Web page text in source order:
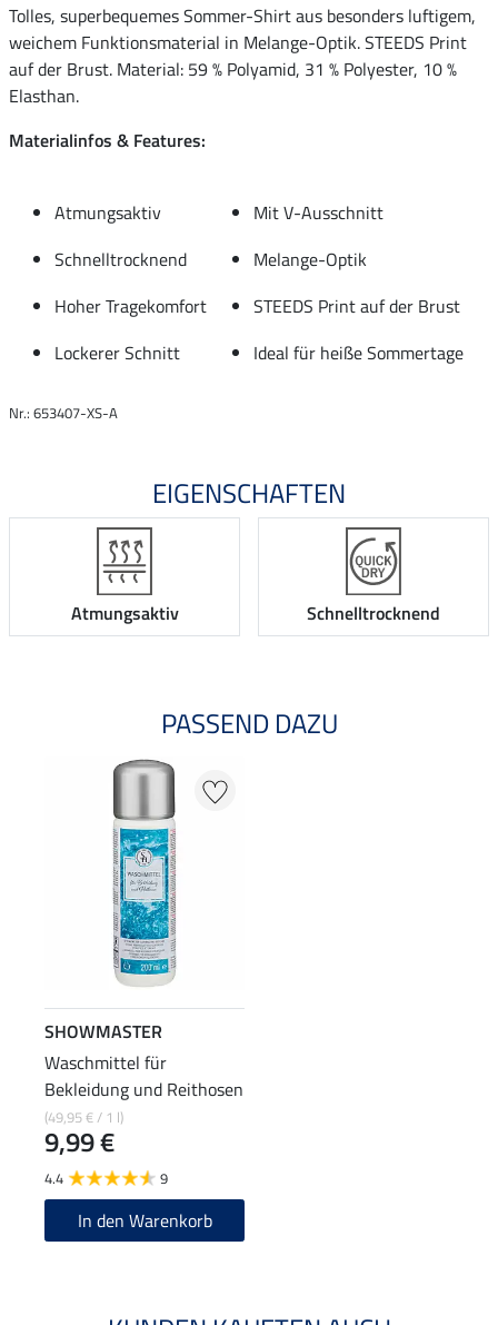
Tolles, superbequemes Sommer-Shirt aus besonders luftigem,
weichem Funktionsmaterial in Melange-Optik. STEEDS Print
auf der Brust. Material: 59 % Polyamid, 31 % Polyester, 10 %
Elasthan.
Materialinfos & Features:
Atmungsaktiv
Mit V-Ausschnitt
Schnelltrocknend
Melange-Optik
Hoher Tragekomfort
STEEDS Print auf der Brust
Lockerer Schnitt
Ideal für heiße Sommertage
Nr.: 653407-XS-A
EIGENSCHAFTEN
Atmungsaktiv Schnelltrocknend
PASSEND DAZU
SHOWMASTER
Waschmittel für
Bekleidung und Reithosen
(49,95 € / 1 l)
9,99 €
4.4 9
In den Warenkorb